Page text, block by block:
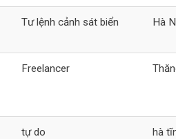
Tư lệnh cảnh sát biển Hà
Freelancer
tự do hà